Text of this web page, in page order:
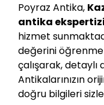
Poyraz Antika,
antika ekspertizi
hizmet
değerini
çalışarak, detaylı
Antikalarınızın
doğru bilgileri